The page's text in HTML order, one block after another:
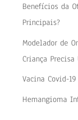
Benefícios da
Principais?
Modelador de
Criança Precisa
Vacina Covid-
Hemangioma